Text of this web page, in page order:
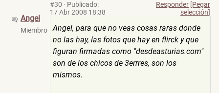
Angel
Miembro
#30 · Publicado:
17 Abr 2008 18:38
Responder [Pegar
selección]
Angel, para que no veas cosas raras donde
no las hay, las fotos que hay en flirck y que
figuran firmadas como "desdeasturias.com"
son de los chicos de 3errres, son los
mismos.